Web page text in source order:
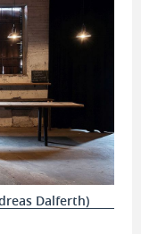
Dalferth)